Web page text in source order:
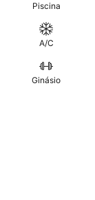
Piscina
A/C
Ginásio